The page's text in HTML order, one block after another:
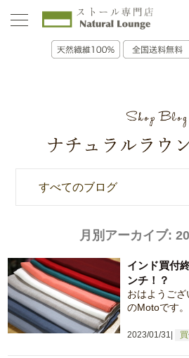
すべてのブログ
月別アーカイブ:
2023/01/31
インド買付
ンチ！？
おはようご
のMotoです